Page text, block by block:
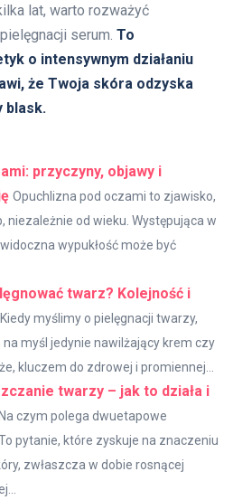
lat, warto rozważyć
serum. To
o intensywnym działaniu
że Twoja skóra odzyska
blask.
przyczyny, objawy i
Opuchlizna pod oczami to zjawisko,
niezależnie od wieku. Występująca w
wypukłość może być
twarz? Kolejność i
Kiedy myślimy o pielęgnacji twarzy,
myśl jedynie nawilżający krem czy
kluczem do zdrowej i promiennej...
twarzy – jak to działa i
Na czym polega dwuetapowe
pytanie, które zyskuje na znaczeniu
zwłaszcza w dobie rosnącej